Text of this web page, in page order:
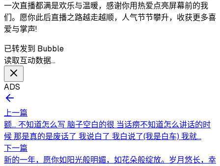
一次直播都满是欢乐与温暖，感谢你用热爱点亮屏幕前的我
们。愿你此后直播之路越走越顺，人气节节攀升，收获更多喜
爱与掌声!
已转发到 Bubble
读取互动数据…
ADS
上一篇
额... 不知道怎么写 脑子空白的很 当话痨不知道怎么讲话的时
候 那是真的是废话了 我说白了 我白说了(我是白车) 我就...
下一篇
新的一年，愿你如阳光般明媚，如花朵般绽放。岁月悠长，幸